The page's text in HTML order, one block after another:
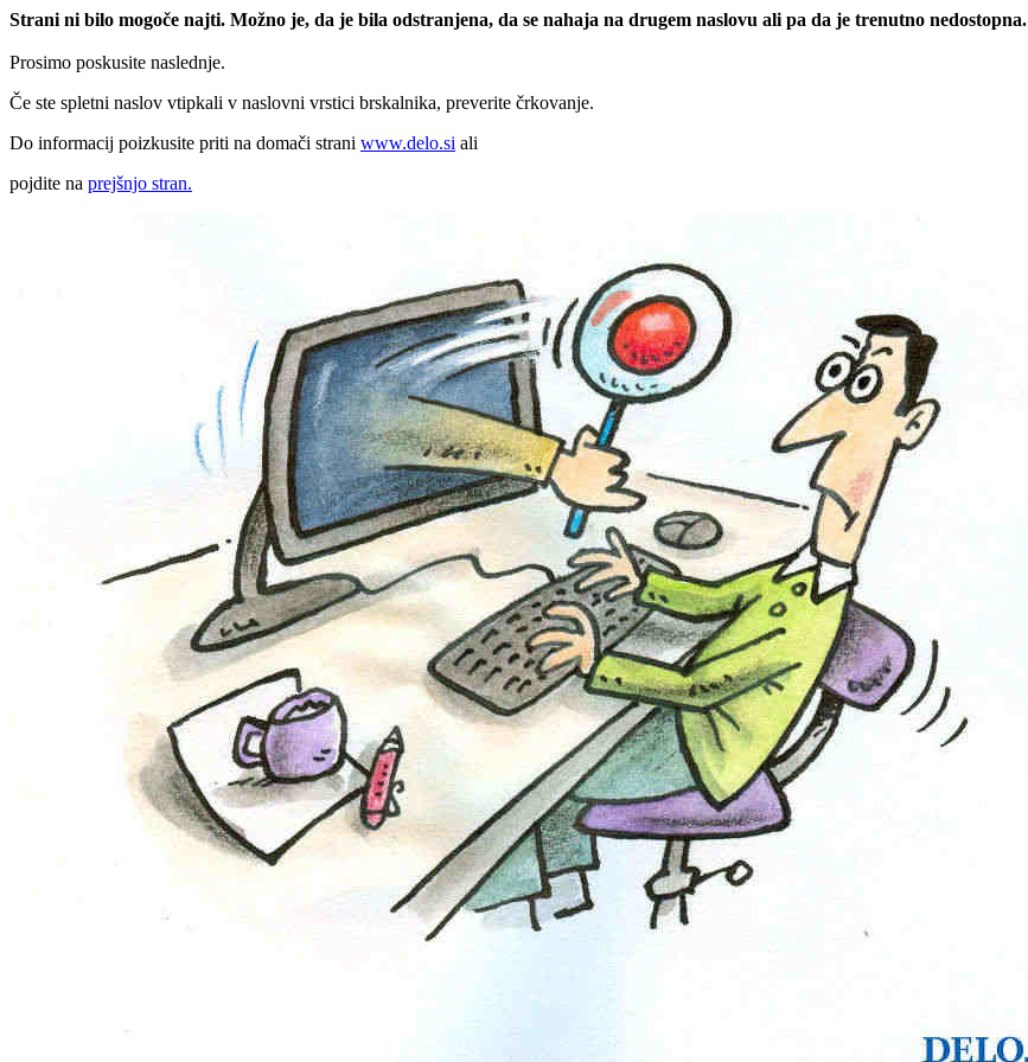
Strani ni bilo mogoče najti. Možno je, da je bila odstranjena, da se nahaja na drugem naslovu ali pa da je trenutno nedostopna.
Prosimo poskusite naslednje.
Če ste spletni naslov vtipkali v naslovni vrstici brskalnika, preverite črkovanje.
Do informacij poizkusite priti na domači strani www.delo.si ali
pojdite na prejšnjo stran.